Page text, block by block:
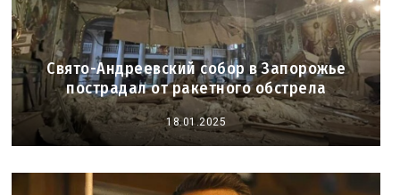
Свято-Андреевский собор в Запорожье
пострадал от ракетного обстрела
18.01.2025